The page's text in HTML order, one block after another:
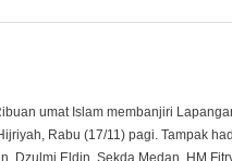
umat Islam membanjiri
Rabu (17/11) pagi. Tampak
Dzulmi Eldin, Sekda Medan, HM